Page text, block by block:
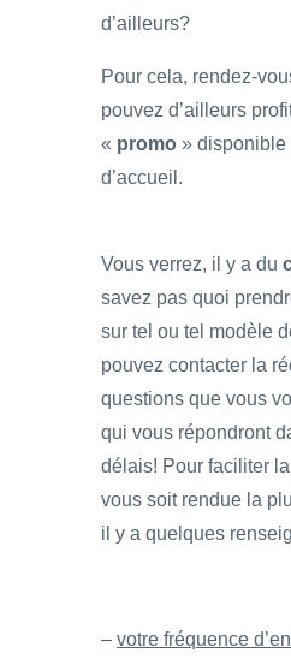
d’ailleurs?
Pour cela, rendez-
pouvez d’ailleurs
« promo » disponible
d’accueil.
Vous verrez, il y a du
savez pas quoi
sur tel ou tel modèle
pouvez contacter la
questions que vous
qui vous répondront
délais! Pour faciliter
vous soit rendue la
il y a quelques
– votre fréquence